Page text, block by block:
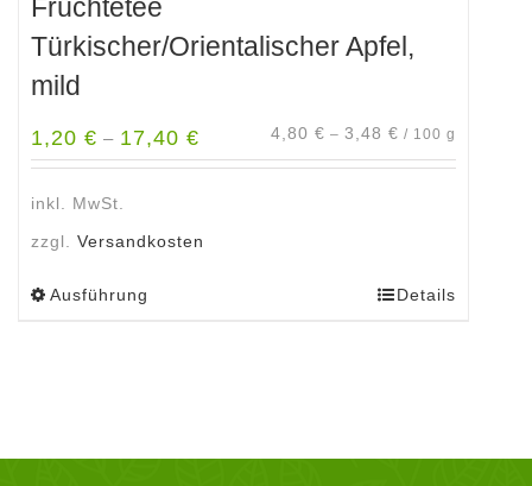
Früchtetee
Türkischer/Orientalischer Apfel,
mild
1,20 € – 17,40 € 4,80 € – 3,48 € / 100 g
inkl. MwSt.
zzgl. Versandkosten
Ausführung Details